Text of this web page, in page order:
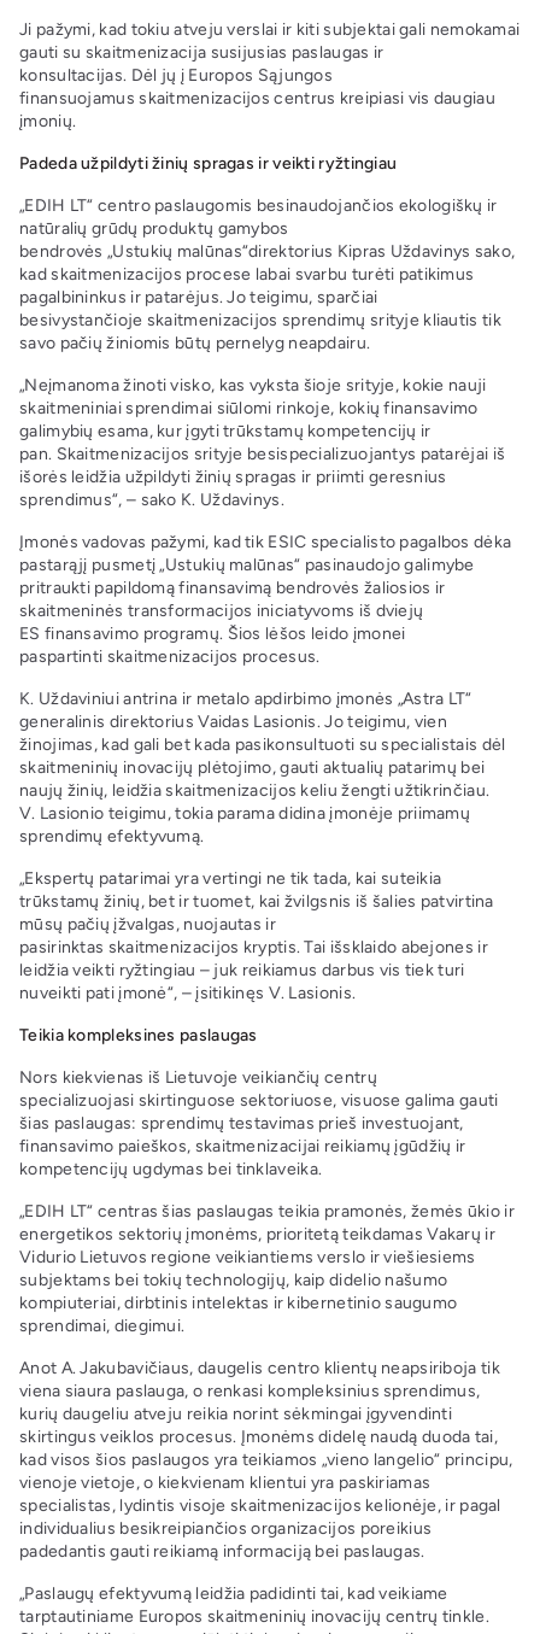
Ji pažymi, kad tokiu atveju verslai ir kiti subjektai gali nemokamai
gauti su skaitmenizacija susijusias paslaugas ir
konsultacijas. Dėl jų į Europos Sąjungos
finansuojamus skaitmenizacijos centrus kreipiasi vis daugiau
įmonių.
Padeda užpildyti žinių spragas ir veikti ryžtingiau
„EDIH LT“ centro paslaugomis besinaudojančios ekologiškų ir
natūralių grūdų produktų gamybos
bendrovės „Ustukių malūnas“direktorius Kipras Uždavinys sako,
kad skaitmenizacijos procese labai svarbu turėti patikimus
pagalbininkus ir patarėjus. Jo teigimu, sparčiai
besivystančioje skaitmenizacijos sprendimų srityje kliautis tik
savo pačių žiniomis būtų pernelyg neapdairu.
„Neįmanoma žinoti visko, kas vyksta šioje srityje, kokie nauji
skaitmeniniai sprendimai siūlomi rinkoje, kokių finansavimo
galimybių esama, kur įgyti trūkstamų kompetencijų ir
pan. Skaitmenizacijos srityje besispecializuojantys patarėjai iš
išorės leidžia užpildyti žinių spragas ir priimti geresnius
sprendimus“, – sako K. Uždavinys.
Įmonės vadovas pažymi, kad tik ESIC specialisto pagalbos dėka
pastarąjį pusmetį „Ustukių malūnas“ pasinaudojo galimybe
pritraukti papildomą finansavimą bendrovės žaliosios ir
skaitmeninės transformacijos iniciatyvoms iš dviejų
ES finansavimo programų. Šios lėšos leido įmonei
paspartinti skaitmenizacijos procesus.
K. Uždaviniui antrina ir metalo apdirbimo įmonės „Astra LT“
generalinis direktorius Vaidas Lasionis. Jo teigimu, vien
žinojimas, kad gali bet kada pasikonsultuoti su specialistais dėl
skaitmeninių inovacijų plėtojimo, gauti aktualių patarimų bei
naujų žinių, leidžia skaitmenizacijos keliu žengti užtikrinčiau.
V. Lasionio teigimu, tokia parama didina įmonėje priimamų
sprendimų efektyvumą.
„Ekspertų patarimai yra vertingi ne tik tada, kai suteikia
trūkstamų žinių, bet ir tuomet, kai žvilgsnis iš šalies patvirtina
mūsų pačių įžvalgas, nuojautas ir
pasirinktas skaitmenizacijos kryptis. Tai išsklaido abejones ir
leidžia veikti ryžtingiau – juk reikiamus darbus vis tiek turi
nuveikti pati įmonė“, – įsitikinęs V. Lasionis.
Teikia kompleksines paslaugas
Nors kiekvienas iš Lietuvoje veikiančių centrų
specializuojasi skirtinguose sektoriuose, visuose galima gauti
šias paslaugas: sprendimų testavimas prieš investuojant,
finansavimo paieškos, skaitmenizacijai reikiamų įgūdžių ir
kompetencijų ugdymas bei tinklaveika.
„EDIH LT“ centras šias paslaugas teikia pramonės, žemės ūkio ir
energetikos sektorių įmonėms, prioritetą teikdamas Vakarų ir
Vidurio Lietuvos regione veikiantiems verslo ir viešiesiems
subjektams bei tokių technologijų, kaip didelio našumo
kompiuteriai, dirbtinis intelektas ir kibernetinio saugumo
sprendimai, diegimui.
Anot A. Jakubavičiaus, daugelis centro klientų neapsiriboja tik
viena siaura paslauga, o renkasi kompleksinius sprendimus,
kurių daugeliu atveju reikia norint sėkmingai įgyvendinti
skirtingus veiklos procesus. Įmonėms didelę naudą duoda tai,
kad visos šios paslaugos yra teikiamos „vieno langelio“ principu,
vienoje vietoje, o kiekvienam klientui yra paskiriamas
specialistas, lydintis visoje skaitmenizacijos kelionėje, ir pagal
individualius besikreipiančios organizacijos poreikius
padedantis gauti reikiamą informaciją bei paslaugas.
„Paslaugų efektyvumą leidžia padidinti tai, kad veikiame
tarptautiniame Europos skaitmeninių inovacijų centrų tinkle.